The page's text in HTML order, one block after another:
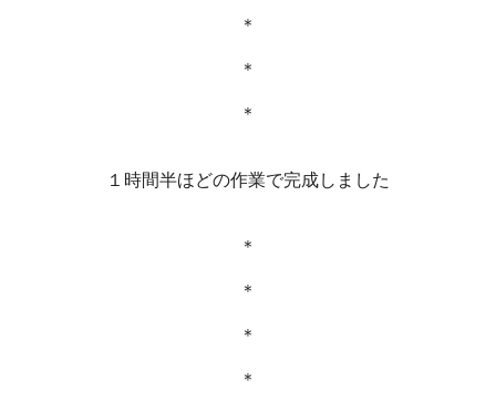
＊
＊
＊
１時間半ほどの作業で完成しました
＊
＊
＊
＊